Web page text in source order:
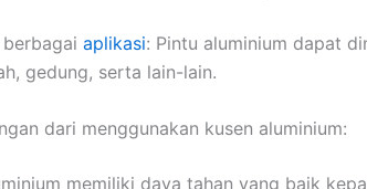
aplikasi: Pintu aluminium dapat
gedung, serta lain-lain.
dari menggunakan kusen aluminium:
memiliki daya tahan yang baik